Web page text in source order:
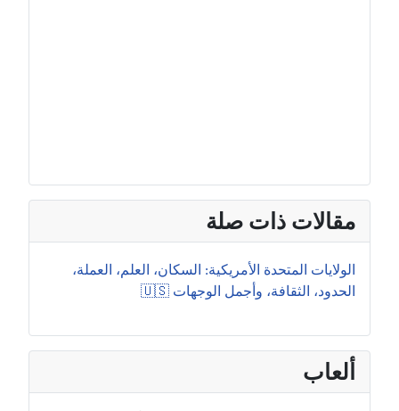
مقالات ذات صلة
الولايات المتحدة الأمريكية: السكان، العلم، العملة،
الحدود، الثقافة، وأجمل الوجهات 🇺🇸
ألعاب